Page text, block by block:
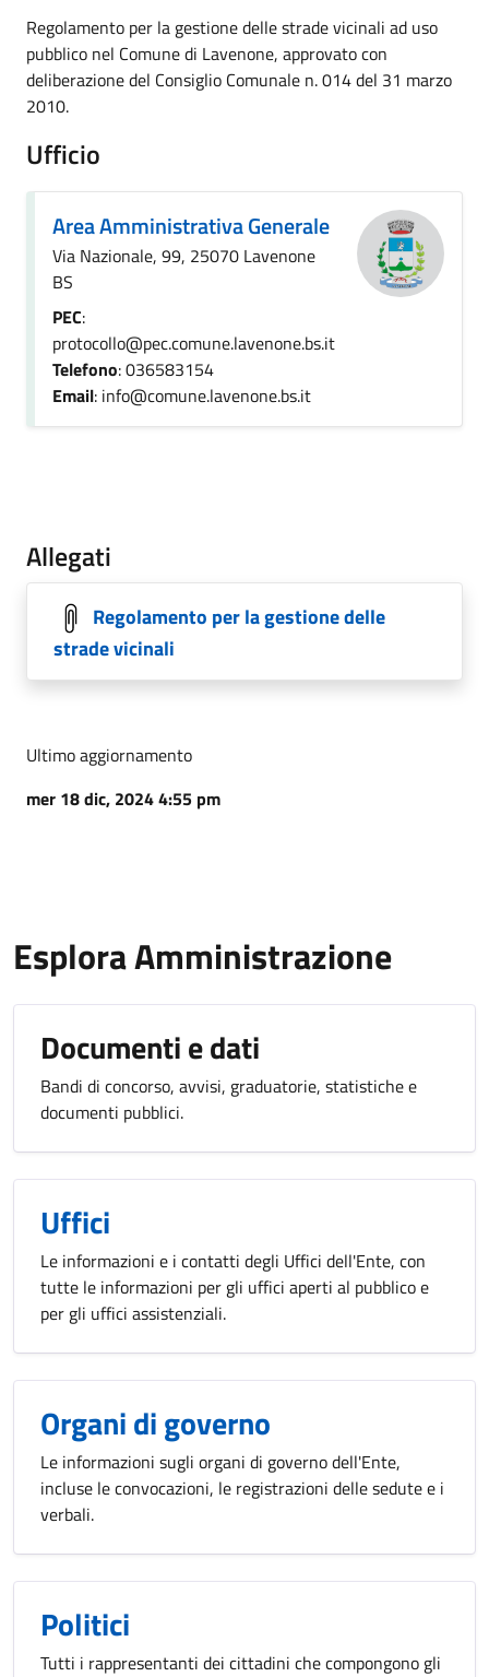
Regolamento per la gestione delle strade vicinali ad uso
pubblico nel Comune di Lavenone, approvato con
deliberazione del Consiglio Comunale n. 014 del 31 marzo
2010.
Ufficio
Area Amministrativa Generale
Via Nazionale, 99, 25070 Lavenone
BS
PEC:
protocollo@pec.comune.lavenone.bs.it
Telefono: 036583154
Email: info@comune.lavenone.bs.it
Allegati
Regolamento per la gestione delle
strade vicinali
Ultimo aggiornamento
mer 18 dic, 2024 4:55 pm
Esplora Amministrazione
Documenti e dati
Bandi di concorso, avvisi, graduatorie, statistiche e
documenti pubblici.
Uffici
Le informazioni e i contatti degli Uffici dell'Ente, con
tutte le informazioni per gli uffici aperti al pubblico e
per gli uffici assistenziali.
Organi di governo
Le informazioni sugli organi di governo dell'Ente,
incluse le convocazioni, le registrazioni delle sedute e i
verbali.
Politici
Tutti i rappresentanti dei cittadini che compongono gli